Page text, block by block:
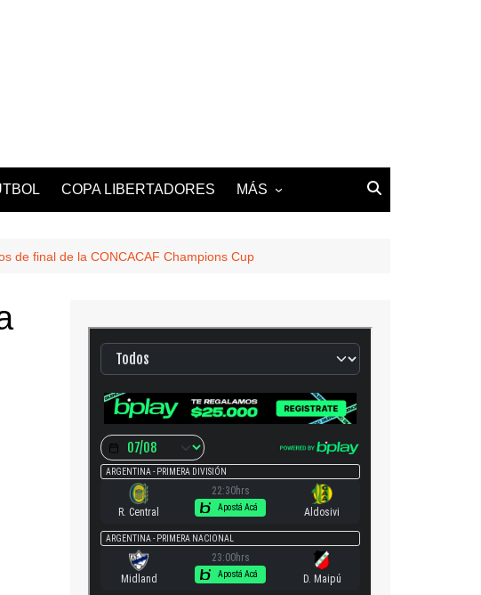
COPA LIBERTADORES MÁS
2025-26 LIGUE 1
2025-26 SERIE A
de final de la CONCACAF Champions Cup